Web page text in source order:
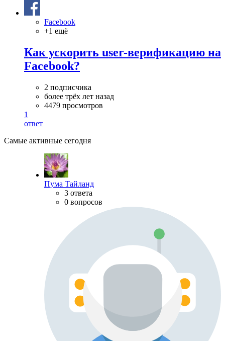
Facebook
+1 ещё
Как ускорить user-верификацию на
Facebook?
2 подписчика
более трёх лет назад
4479 просмотров
1
ответ
Самые активные сегодня
Пума Тайланд
3 ответа
0 вопросов